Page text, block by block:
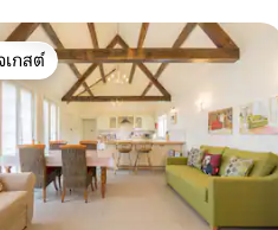
เกสต์
เกสต์